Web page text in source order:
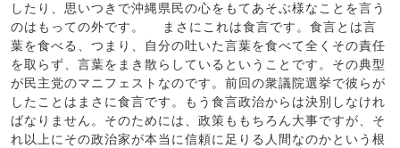
したり、思いつきで沖縄県民の心をもてあそぶ様なことを言う
のはもっての外です。 まさにこれは食言です。食言とは言
葉を食べる、つまり、自分の吐いた言葉を食べて全くその責任
を取らず、言葉をまき散らしているということです。その典型
が民主党のマニフェストなのです。前回の衆議院選挙で彼らが
したことはまさに食言です。もう食言政治からは決別しなけれ
ばなりません。そのためには、政策ももちろん大事ですが、そ
れ以上にその政治家が本当に信頼に足りる人間なのかという根